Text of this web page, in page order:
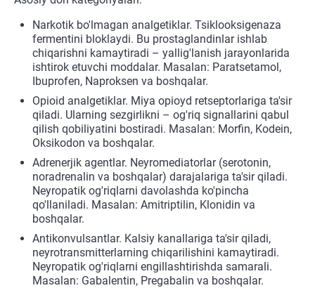
Narkotik bo'lmagan analgetiklar. Tsiklooksigenaza
fermentini bloklaydi. Bu prostaglandinlar ishlab
chiqarishni kamaytiradi – yallig'lanish jarayonlarida
ishtirok etuvchi moddalar. Masalan: Paratsetamol,
Ibuprofen, Naproksen va boshqalar.
Opioid analgetiklar. Miya opioyd retseptorlariga ta'sir
qiladi. Ularning sezgirlikni – og'riq signallarini qabul
qilish qobiliyatini bostiradi. Masalan: Morfin, Kodein,
Oksikodon va boshqalar.
Adrenerjik agentlar. Neyromediatorlar (serotonin,
noradrenalin va boshqalar) darajalariga ta'sir qiladi.
Neyropatik og'riqlarni davolashda ko'pincha
qo'llaniladi. Masalan: Amitriptilin, Klonidin va
boshqalar.
Antikonvulsantlar. Kalsiy kanallariga ta'sir qiladi,
neyrotransmitterlarning chiqarilishini kamaytiradi.
Neyropatik og'riqlarni engillashtirishda samarali.
Masalan: Gabalentin, Pregabalin va boshqalar.